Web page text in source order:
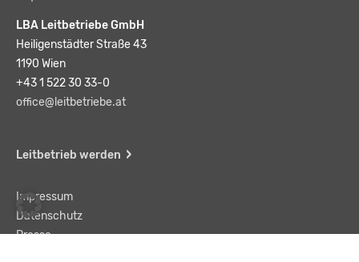
LBA Leitbetriebe GmbH
Heiligenstädter Straße 43
1190 Wien
+43 1 522 30 33-0
office@leitbetriebe.at
Leitbetrieb werden
Impressum
Datenschutz
Presse